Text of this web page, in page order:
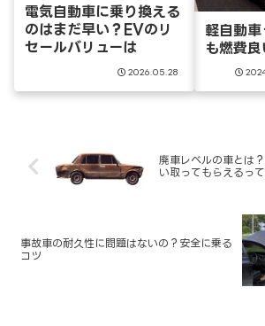
電気自動車に乗り換える
のはまだ早い？EVのリ
セールバリューは
2026.05.28
軽自動
も燃費良
廃車レベルの車とは
い取ってもらえるっ
事故車の耐久性に問題はないの？安全に乗る
コツ